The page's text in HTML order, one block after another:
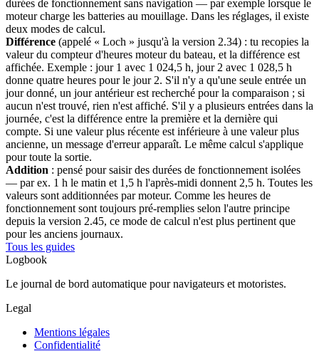
durées de fonctionnement sans navigation — par exemple lorsque le
moteur charge les batteries au mouillage. Dans les réglages, il existe
deux modes de calcul.
Différence (appelé « Loch » jusqu'à la version 2.34) : tu recopies la
valeur du compteur d'heures moteur du bateau, et la différence est
affichée. Exemple : jour 1 avec 1 024,5 h, jour 2 avec 1 028,5 h
donne quatre heures pour le jour 2. S'il n'y a qu'une seule entrée un
jour donné, un jour antérieur est recherché pour la comparaison ; si
aucun n'est trouvé, rien n'est affiché. S'il y a plusieurs entrées dans la
journée, c'est la différence entre la première et la dernière qui
compte. Si une valeur plus récente est inférieure à une valeur plus
ancienne, un message d'erreur apparaît. Le même calcul s'applique
pour toute la sortie.
Addition : pensé pour saisir des durées de fonctionnement isolées
— par ex. 1 h le matin et 1,5 h l'après-midi donnent 2,5 h. Toutes les
valeurs sont additionnées par moteur. Comme les heures de
fonctionnement sont toujours pré-remplies selon l'autre principe
depuis la version 2.45, ce mode de calcul n'est plus pertinent que
pour les anciens journaux.
Tous les guides
Logbook
Le journal de bord automatique pour navigateurs et motoristes.
Legal
Mentions légales
Confidentialité